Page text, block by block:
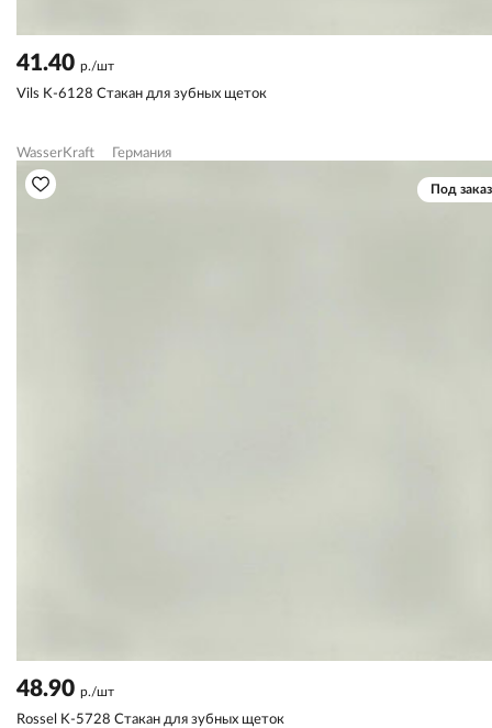
41.40 р./шт
Vils K-6128 Стакан для зубных щеток
WasserKraft Германия
Под заказ
48.90 р./шт
Rossel K-5728 Стакан для зубных щеток